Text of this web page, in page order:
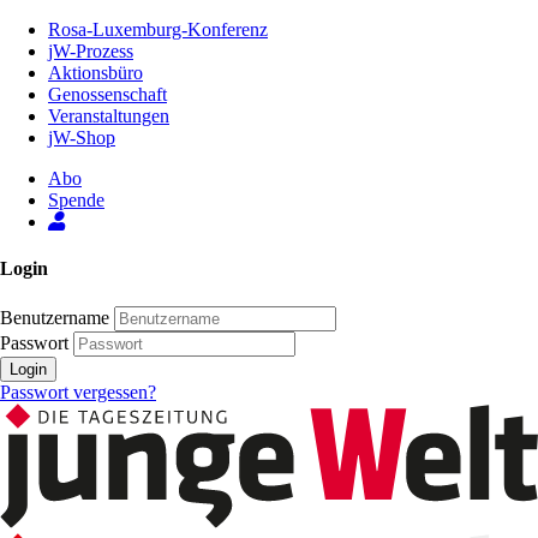
Inhalt
Seite
Rosa-Luxemburg-Konferenz
jW-Prozess
Aktionsbüro
Genossenschaft
Veranstaltungen
jW-Shop
Abo
Spende
Login
Benutzername
Passwort
Login
Passwort vergessen?